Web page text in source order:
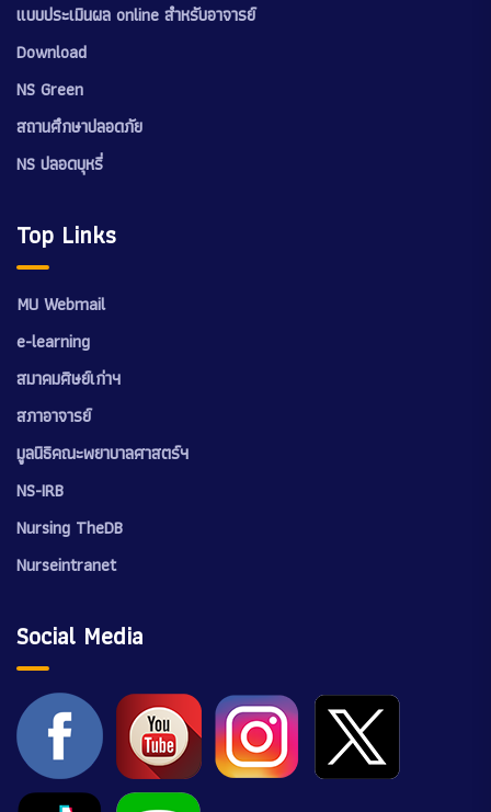
แบบประเมินผล online สำหรับอาจารย์
Download
NS Green
สถานศึกษาปลอดภัย
NS ปลอดบุหรี่
Top Links
MU Webmail
e-learning
สมาคมศิษย์เก่าฯ
สภาอาจารย์
มูลนิธิคณะพยาบาลศาสตร์ฯ
NS-IRB
Nursing TheDB
Nurseintranet
Social Media